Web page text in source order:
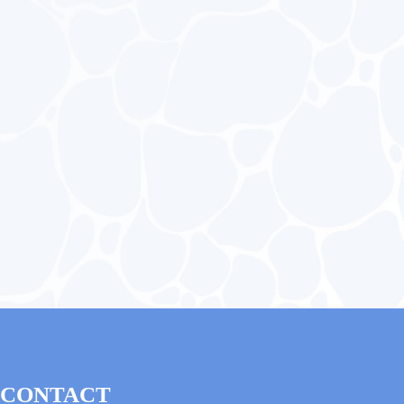
CONTACT